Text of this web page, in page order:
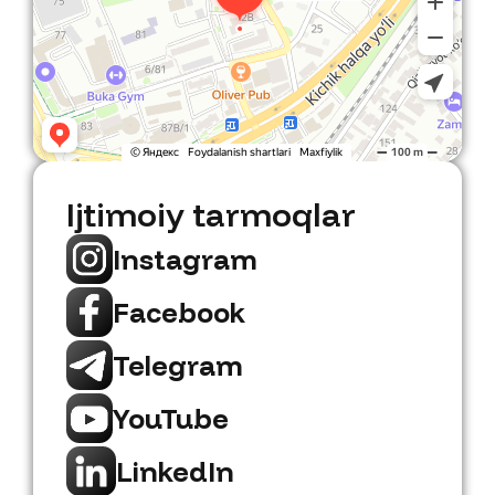
Ijtimoiy tarmoqlar
Instagram
Facebook
Telegram
YouTube
LinkedIn